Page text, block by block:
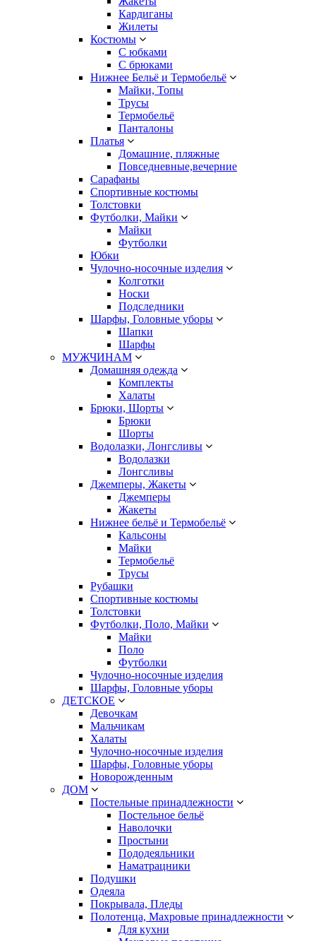
Кардиганы
Жилеты
Костюмы
С юбками
С брюками
Нижнее Бельё и Термобельё
Майки, Топы
Трусы
Термобельё
Панталоны
Платья
Домашние, пляжные
Повседневные,вечерние
Сарафаны
Спортивные костюмы
Толстовки
Футболки, Майки
Майки
Футболки
Юбки
Чулочно-носочные изделия
Колготки
Носки
Подследники
Шарфы, Головные уборы
Шапки
Шарфы
МУЖЧИНАМ
Домашняя одежда
Комплекты
Халаты
Брюки, Шорты
Брюки
Шорты
Водолазки, Лонгсливы
Водолазки
Лонгсливы
Джемперы, Жакеты
Джемперы
Жакеты
Нижнее бельё и Термобельё
Кальсоны
Майки
Термобельё
Трусы
Рубашки
Спортивные костюмы
Толстовки
Футболки, Поло, Майки
Майки
Поло
Футболки
Чулочно-носочные изделия
Шарфы, Головные уборы
ДЕТСКОЕ
Девочкам
Мальчикам
Халаты
Чулочно-носочные изделия
Шарфы, Головные уборы
Новорожденным
ДОМ
Постельные принадлежности
Постельное бельё
Наволочки
Простыни
Пододеяльники
Наматрацники
Подушки
Одеяла
Покрывала, Пледы
Полотенца, Махровые принадлежности
Для кухни